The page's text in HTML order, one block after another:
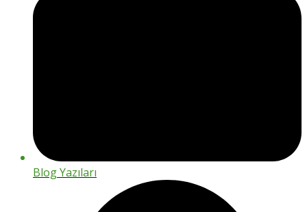
Blog Yazıları